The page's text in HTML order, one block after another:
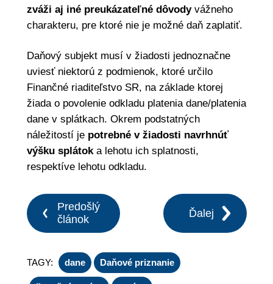
zváži aj iné preukázateľné dôvodyvážneho
charakteru, pre ktoré nie je možné daň zaplatiť.
Daňový subjekt musí v žiadosti jednoznačne
uviesť niektorú z podmienok, ktoré určilo
Finančné riaditeľstvo SR, na základe ktorej
žiada o povolenie odkladu platenia dane/platenia
dane v splátkach. Okrem podstatných
náležitostí je potrebné v žiadosti navrhnúť
výšku splátoka lehotu ich splatnosti,
respektíve lehotu odkladu.
Predošlý
článok
Ďalej
TAGY: dane Daňové priznanie